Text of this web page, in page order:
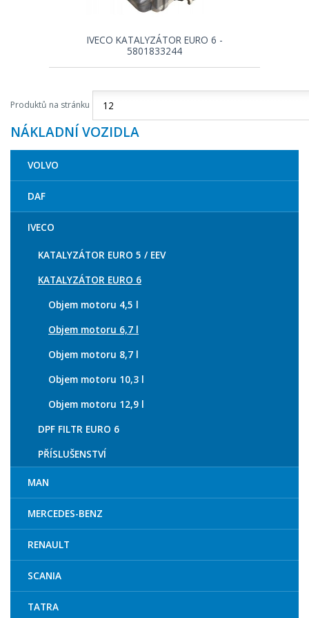
IVECO KATALYZÁTOR EURO 6 -
5801833244
Produktů na stránku
NÁKLADNÍ VOZIDLA
VOLVO
DAF
IVECO
KATALYZÁTOR EURO 5 / EEV
KATALYZÁTOR EURO 6
Objem motoru 4,5 l
Objem motoru 6,7 l
Objem motoru 8,7 l
Objem motoru 10,3 l
Objem motoru 12,9 l
DPF FILTR EURO 6
PŘÍSLUŠENSTVÍ
MAN
MERCEDES-BENZ
RENAULT
SCANIA
TATRA